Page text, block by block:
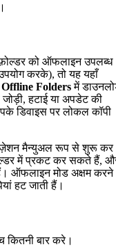
को ऑफलाइन उपलब्ध
करके), तो यह यहाँ
Foldersमें
हटाई या अपडेट की
डिवाइस पर लोकल कॉपी
मैन्युअल रूप से शुरू कर
में प्रकट कर सकते हैं,
ऑफलाइन मोड अक्षम करने
हट जाती हैं।
कितनी बार करे।